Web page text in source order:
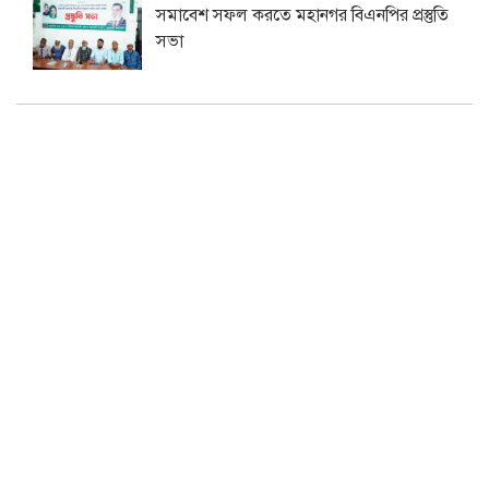
সমাবেশ সফল করতে মহানগর বিএনপির প্রস্তুতি
সভা